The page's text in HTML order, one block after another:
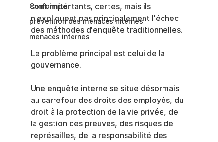
Conformité
prévention des menaces internes
menaces internes
sont importants, certes, mais ils
n'expliquent pas principalement l'échec
des méthodes d'enquête traditionnelles.
Le problème principal est celui de la
gouvernance.
Une enquête interne se situe désormais
au carrefour des droits des employés, du
droit à la protection de la vie privée, de
la gestion des preuves, des risques de
représailles, de la responsabilité des